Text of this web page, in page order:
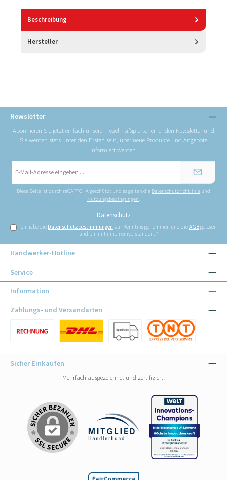
Beschreibung
Hersteller
Newsletter
Abonnieren Sie jetzt einfach unseren regelmäßig erscheinenden Newsletter und
Sie werden stets unter den Ersten sein, über neue Produkte und Angebote
informiert werden.
Mail-
Diese Seite ist durch reCAPTCHA geschützt und es gelten die Datenschutzrichtlinie und
Nutzungsbedingungen.
Datenschutz
Ich habe die Datenschutzbestimmungen zur Kenntnis genommen und dieAGBgelesen
und bin mit ihnen einverstanden. *
Handwerker-Hotline
Service
Information
Zahlungs- und Versandarten
Sicher Einkaufen
Mehrfach ausgezeichnet und zertifiziert!